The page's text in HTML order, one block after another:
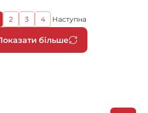
Розбивка
на
сторінки
більше
Page
2
Page
3
Page
4
Наступна
сторінка
Наступна